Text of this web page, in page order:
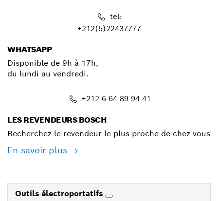
tel:
+212(5)22437777
WHATSAPP
Disponible de 9h à 17h,
du lundi au vendredi.
+212 6 64 89 94 41
LES REVENDEURS BOSCH
Recherchez le revendeur le plus proche de chez vous
En savoir plus
Outils électroportatifs